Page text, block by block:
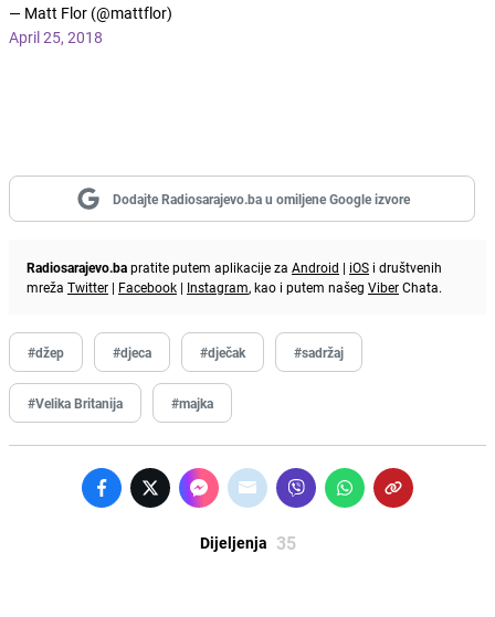
— Matt Flor (@mattflor)
April 25, 2018
Dodajte Radiosarajevo.ba u omiljene Google izvore
Radiosarajevo.bapratite putem aplikacije za Android | iOS i društvenih
mreža Twitter | Facebook | Instagram, kao i putem našeg ViberChata.
#džep #djeca #dječak #sadržaj
#Velika Britanija #majka
Dijeljenja 35